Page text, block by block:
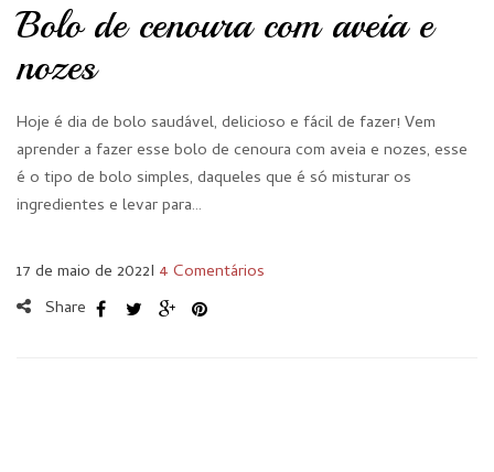
Bolo de cenoura com aveia e
nozes
Hoje é dia de bolo saudável, delicioso e fácil de fazer! Vem
aprender a fazer esse bolo de cenoura com aveia e nozes, esse
é o tipo de bolo simples, daqueles que é só misturar os
ingredientes e levar para…
17 de maio de 2022I 4 Comentários
Share